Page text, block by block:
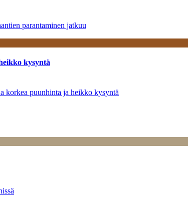
parantaminen jatkuu
kysyntä
korkea puunhinta ja heikko kysyntä